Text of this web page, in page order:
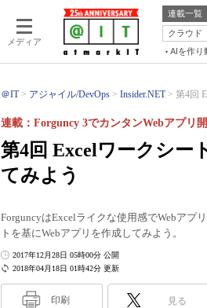
メディア
連載一覧
クラウド
AIを作り
＠IT アジャイル/DevOps Insider.NET 第4回
第4回 Excelワークシー
てみよう
連載：Forguncy 3でカンタンWebアプリ
ForguncyはExcelライクな使用感でWebアプ
トを基にWebアプリを作成してみよう。
2018年04月18日 01時42分 更新
2017年12月28日 05時00分 公開
印刷 見る